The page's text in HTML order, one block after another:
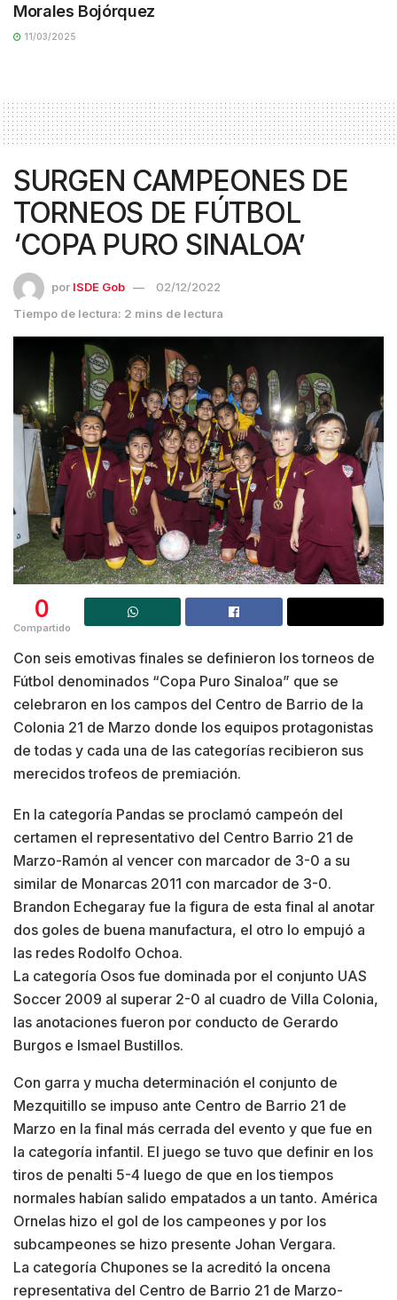
Morales Bojórquez
11/03/2025
SURGEN CAMPEONES DE
TORNEOS DE FÚTBOL
‘COPA PURO SINALOA’
por ISDE Gob
02/12/2022
Tiempo de lectura: 2 mins de lectura
0
Compartido
Con seis emotivas finales se definieron los torneos de
Fútbol denominados “Copa Puro Sinaloa” que se
celebraron en los campos del Centro de Barrio de la
Colonia 21 de Marzo donde los equipos protagonistas
de todas y cada una de las categorías recibieron sus
merecidos trofeos de premiación.
En la categoría Pandas se proclamó campeón del
certamen el representativo del Centro Barrio 21 de
Marzo-Ramón al vencer con marcador de 3-0 a su
similar de Monarcas 2011 con marcador de 3-0.
Brandon Echegaray fue la figura de esta final al anotar
dos goles de buena manufactura, el otro lo empujó a
las redes Rodolfo Ochoa.
La categoría Osos fue dominada por el conjunto UAS
Soccer 2009 al superar 2-0 al cuadro de Villa Colonia,
las anotaciones fueron por conducto de Gerardo
Burgos e Ismael Bustillos.
Con garra y mucha determinación el conjunto de
Mezquitillo se impuso ante Centro de Barrio 21 de
Marzo en la final más cerrada del evento y que fue en
la categoría infantil. El juego se tuvo que definir en los
tiros de penalti 5-4 luego de que en los tiempos
normales habían salido empatados a un tanto. América
Ornelas hizo el gol de los campeones y por los
subcampeones se hizo presente Johan Vergara.
La categoría Chupones se la acreditó la oncena
representativa del Centro de Barrio 21 de Marzo-